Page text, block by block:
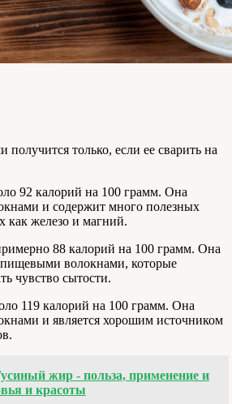
получится только, если ее сварить на
92 калорий на 100 грамм. Она
и содержит много полезных
как железо и магний.
88 калорий на 100 грамм. Она
волокнами, которые
чувство сытости.
119 калорий на 100 грамм. Она
и является хорошим источником
жир - польза, применение и
и красоты